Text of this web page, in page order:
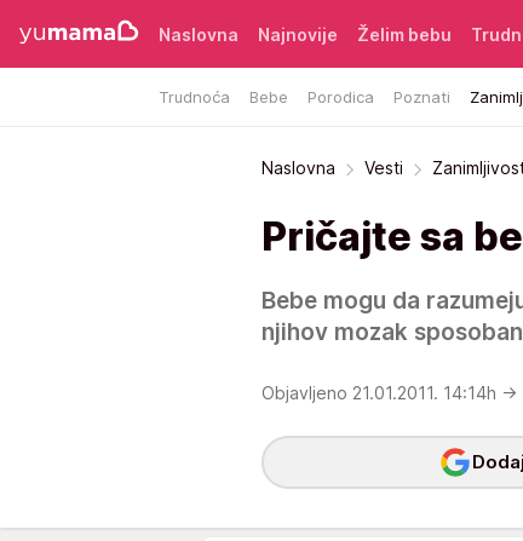
Naslovna Najnovije Želim bebu
Trudnoća Bebe Porodica Poznati
Naslovna Vesti
Pričajte sa
Bebe mogu da
njihov mozak
Objavljeno 21.01.2011. 14:14h →